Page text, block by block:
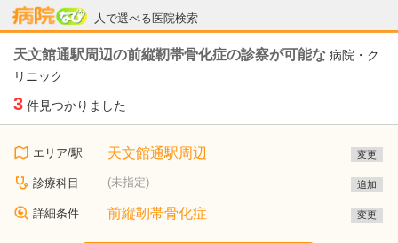
人で選べる医院検索
病院なび
天文館通駅周辺の前縦靭帯骨化症の診察が可能な 病院・ク
リニック
3 件見つかりました
エリア/駅 天文館通駅周辺 変更
診療科目 (未指定) 追加
詳細条件 前縦靭帯骨化症 変更